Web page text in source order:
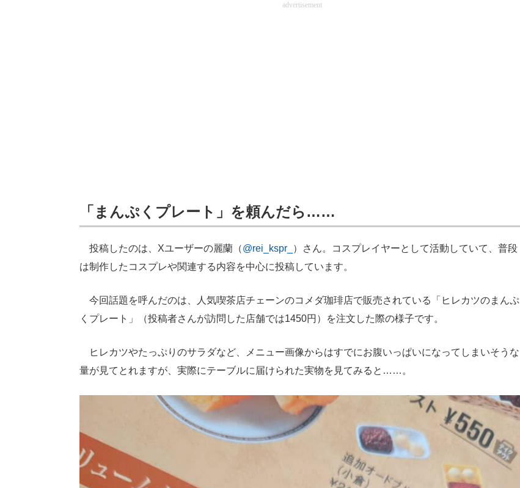
advertisement
「まんぷくプレート」を頼んだら……
投稿したのは、Xユーザーの麗蘭（@rei_kspr_
）さん。コスプレイヤーとして活動していて、普段
は制作したコスプレや関連する内容を中心に投稿しています。
今回話題を呼んだのは、人気喫茶店チェーンのコメダ珈琲店で販売されている「ヒレカツのまんぷ
くプレート」（投稿者さんが訪問した店舗では1450円）を注文した際の様子です。
ヒレカツやたっぷりのサラダなど、メニュー画像からはすでにお腹いっぱいになってしまいそうな
量が見てとれますが、実際にテーブルに届けられた実物を見てみると……。